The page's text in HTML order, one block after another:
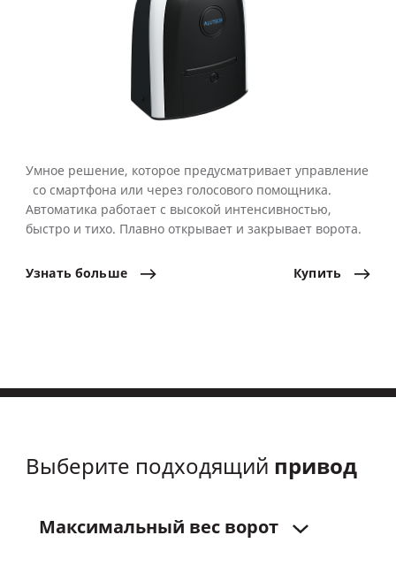
Умное решение, которое предусматривает управление
со смартфона или через голосового помощника.
Автоматика работает с высокой интенсивностью,
быстро и тихо. Плавно открывает и закрывает ворота.
Узнать больше Купить
Выберите подходящий привод
Максимальный вес ворот